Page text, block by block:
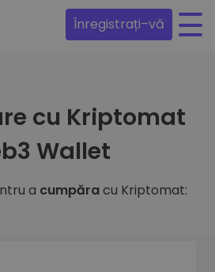
Înregistrați–vă
cu Kriptomat
Wallet
a cumpăracu Kriptomat: